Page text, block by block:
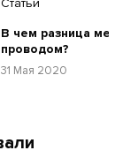
В чем разница
проводом?
31 Мая 2020